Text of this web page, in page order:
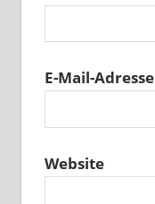
E-Mail-Adresse
Website